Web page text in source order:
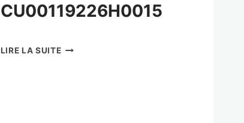
CU00119226H0015
LIRE LA SUITECU00119226H0015